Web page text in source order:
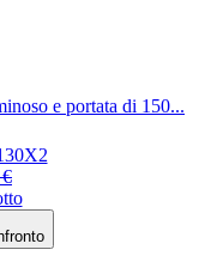
e portata di 150...
Price